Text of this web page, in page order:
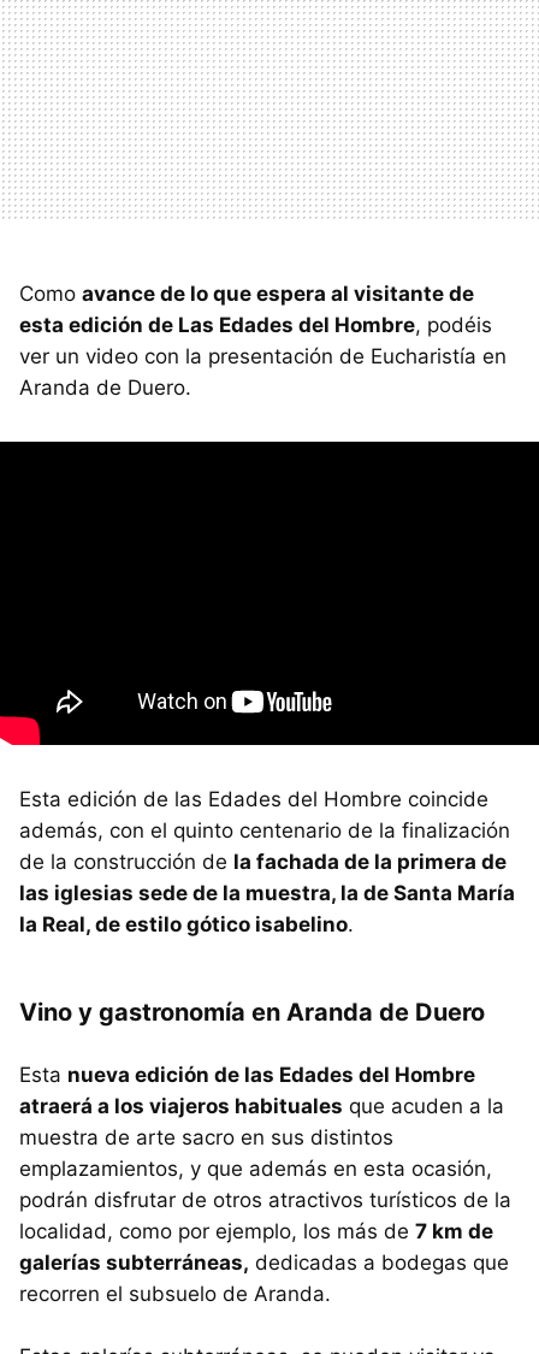
Como avance de lo que espera al visitante de
esta edición de Las Edades del Hombre, podéis
ver un video con la presentación de Eucharistía en
Aranda de Duero.
Esta edición de las Edades del Hombre coincide
además, con el quinto centenario de la finalización
de la construcción de la fachada de la primera de
las iglesias sede de la muestra, la de Santa María
la Real, de estilo gótico isabelino.
Vino y gastronomía en Aranda de Duero
Esta nueva edición de las Edades del Hombre
atraerá a los viajeros habituales que acuden a la
muestra de arte sacro en sus distintos
emplazamientos, y que además en esta ocasión,
podrán disfrutar de otros atractivos turísticos de la
localidad, como por ejemplo, los más de 7 km de
galerías subterráneas, dedicadas a bodegas que
recorren el subsuelo de Aranda.